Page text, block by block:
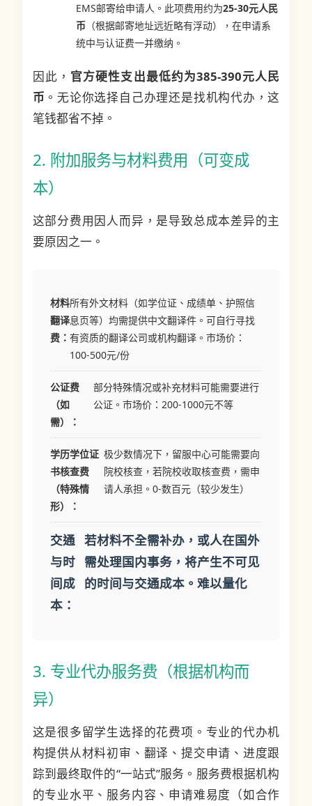
EMS邮寄给申请人。此项费用约为25-30元人民
币（根据邮寄地址远近略有浮动），在申请系
统中与认证费一并缴纳。
因此， 官方硬性支出最低约为385-390元人民
币 。无论你选择自己办理还是找机构代办，这
笔钱都省不掉。
2. 附加服务与材料费用（可变成
本）
这部分费用因人而异，是导致总成本差异的主
要原因之一。
材料
翻译
费：
所有外文材料（如学位证、成绩单、护照信
息页等）均需提供中文翻译件。可自行寻找
有资质的翻译公司或机构翻译。市场价：
100-500元/份
公证费
（如
需）：
部分特殊情况或补充材料可能需要进行
公证。市场价：200-1000元不等
学历学位证
书核查费
（特殊情
形）：
极少数情况下，留服中心可能需要向
院校核查，若院校收取核查费，需申
请人承担。0-数百元（较少发生）
交通
与时
间成
本：
若材料不全需补办，或人在国外
需处理国内事务，将产生不可见
的时间与交通成本。难以量化
3. 专业代办服务费（根据机构而
异）
这是很多留学生选择的花费项。专业的代办机
构提供从材料初审、翻译、提交申请、进度跟
踪到最终取件的“一站式”服务。服务费根据机构
的专业水平、服务内容、申请难易度（如合作